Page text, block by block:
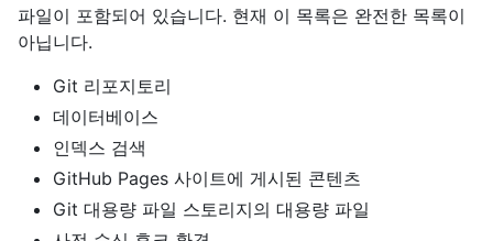
파일이 포함되어 있습니다. 현재 이 목록은 완전한 목록이
아닙니다.
Git 리포지토리
데이터베이스
인덱스 검색
GitHub Pages 사이트에 게시된 콘텐츠
Git 대용량 파일 스토리지의 대용량 파일